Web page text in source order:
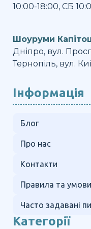
10:00-18:00, СБ
Шоуруми
Дніпро, вул.
Тернопіль, вул.
Інформація
Блог
Про нас
Контакти
Правила та умови
Часто задавані
Категорії